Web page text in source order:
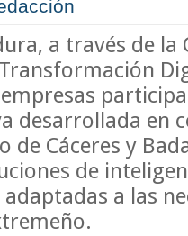
a través de la
desarrollada en
de Cáceres y
de
a las